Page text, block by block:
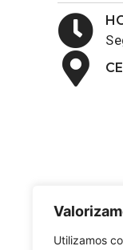
Utilizamos